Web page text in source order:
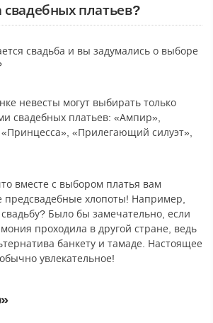
платьев?
свадьба и вы задумались о выборе
невесты могут выбирать только
свадебных платьев: «Ампир»,
«Прилегающий силуэт»,
вместе с выбором платья вам
предсвадебные хлопоты! Например,
Было бы замечательно, если
проходила в другой стране, ведь
банкету и тамаде. Настоящее
увлекательное!